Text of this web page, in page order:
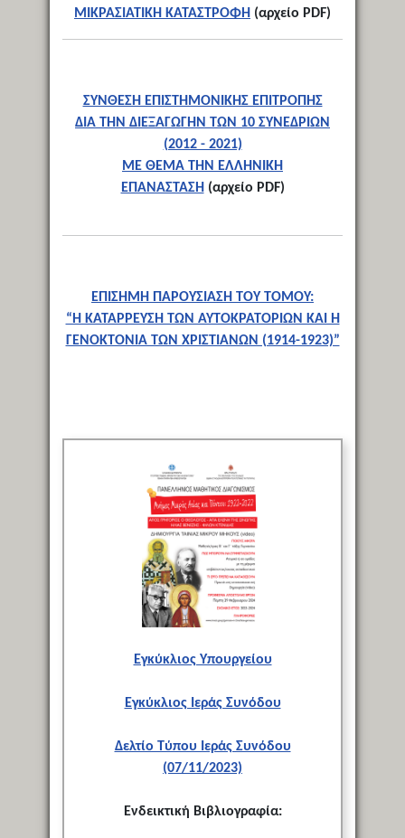
ΜΙΚΡΑΣΙΑΤΙΚΗ ΚΑΤΑΣΤΡΟΦΗ (αρχείο PDF)
ΣΥΝΘΕΣΗ ΕΠΙΣΤΗΜΟΝΙΚΗΣ ΕΠΙΤΡΟΠΗΣ
ΔΙΑ ΤΗΝ ΔΙΕΞΑΓΩΓΗΝ ΤΩΝ 10 ΣΥΝΕΔΡΙΩΝ
(2012 - 2021)
ΜΕ ΘΕΜΑ ΤΗΝ ΕΛΛΗΝΙΚΗ
ΕΠΑΝΑΣΤΑΣΗ (αρχείο PDF)
ΕΠΙΣΗΜΗ ΠΑΡΟΥΣΙΑΣΗ ΤΟΥ ΤΟΜΟΥ:
“Η ΚΑΤΑΡΡΕΥΣΗ ΤΩΝ ΑΥΤΟΚΡΑΤΟΡΙΩΝ ΚΑΙ Η
ΓΕΝΟΚΤΟΝΙΑ ΤΩΝ ΧΡΙΣΤΙΑΝΩΝ (1914-1923)”
Εγκύκλιος Υπουργείου
Εγκύκλιος Ιεράς Συνόδου
Δελτίο Τύπου Ιεράς Συνόδου
(07/11/2023)
Ενδεικτική Βιβλιογραφία: